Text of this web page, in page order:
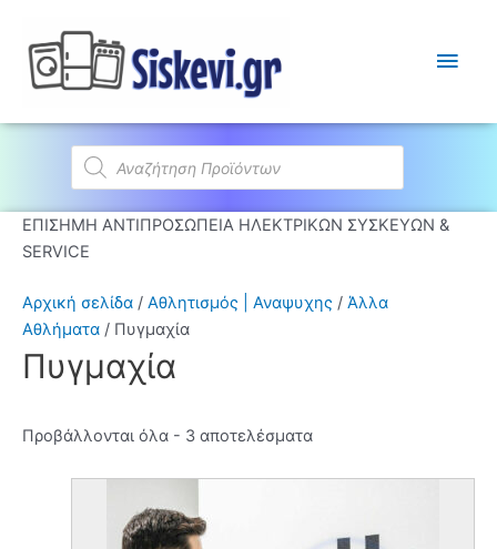
Products
search
Αρχική σελίδα / Αθλητισμός | Αναψυχης / Άλλα
Αθλήματα / Πυγμαχία
Πυγμαχία
Προβάλλονται όλα - 3 αποτελέσματα
ΕΠΙΣΗΜΗ ΑΝΤΙΠΡΟΣΩΠΕΙΑ ΗΛΕΚΤΡΙΚΩΝ ΣΥΣΚΕΥΩΝ &
SERVICE